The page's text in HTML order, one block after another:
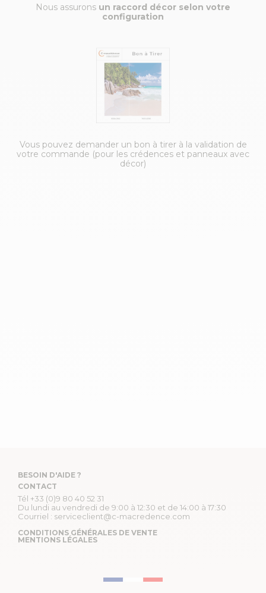
Nous assurons un raccord décor selon votre
configuration
Vous pouvez demander un bon à tirer à la validation de
votre commande (pour les crédences et panneaux avec
décor)
BESOIN D'AIDE ?
CONTACT
Tél +33 (0)9 80 40 52 31
Du lundi au vendredi de 9:00 à 12:30 et de 14:00 à 17:30
Courriel : serviceclient@c-macredence.com
CONDITIONS GÉNÉRALES DE VENTE
MENTIONS LÉGALES